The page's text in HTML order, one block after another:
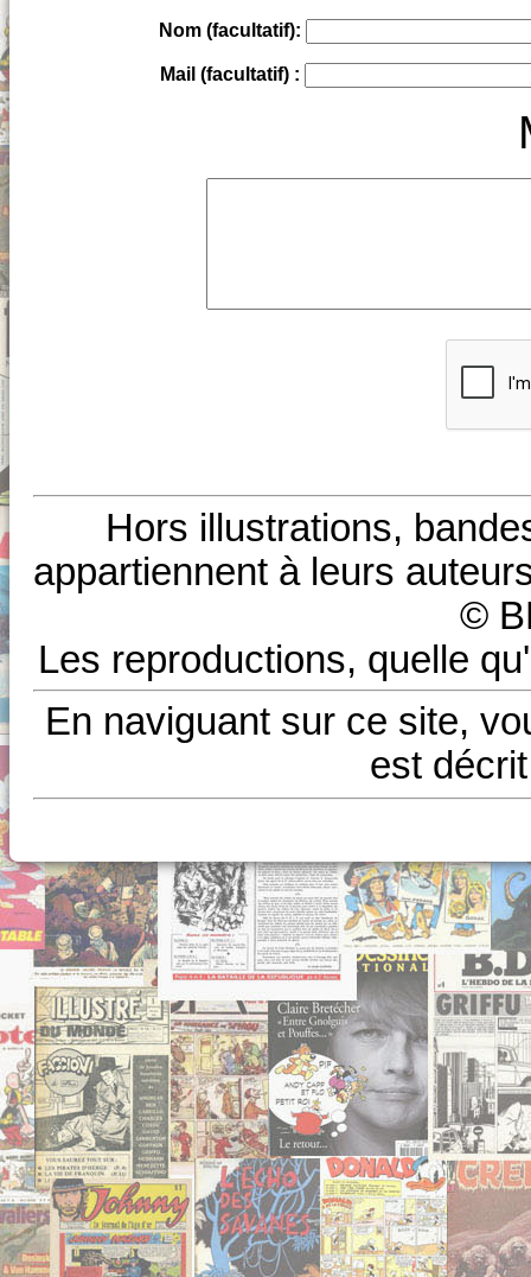
Nom (facultatif):
Mail (facultatif) :
Hors illustrations,
appartiennent à leurs
©
Les reproductions, quelle
En naviguant sur ce site,
est